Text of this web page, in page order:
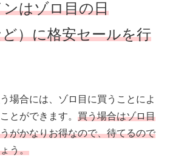
はゾロ目の日
）に格安セールを行
場合には、ゾロ目に買うことによ
とができます。 買う場合はゾロ目
がかなりお得なので、待てるので
う。